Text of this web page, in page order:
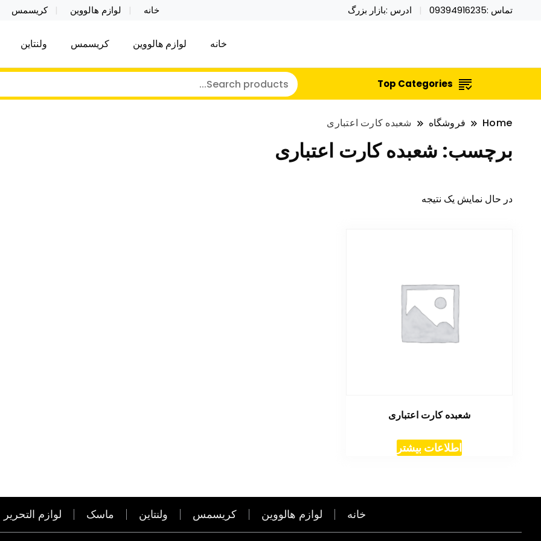
تماس :09394916235 ادرس :بازار بزرگ خانه لوازم هالووین کریسمس
نایکر توی فروش عمده لوازم هالووین ولن تاین کادویی کریسمس اکسسوری
خرید محصولات خاص فیجت اسباب بازی تراول ماگ نایکر توی فروش عمده لوازم هالووین ولن تاین کادویی
خانه لوازم هالووین کریسمس ولنتاین
Top Categories
Home فروشگاه شعبده کارت اعتباری
برچسب: شعبده کارت اعتباری
در حال نمایش یک نتیجه
شعبده کارت اعتباری
اطلاعات بیشتر
خانه لوازم هالووین کریسمس ولنتاین ماسک لوازم التحریر